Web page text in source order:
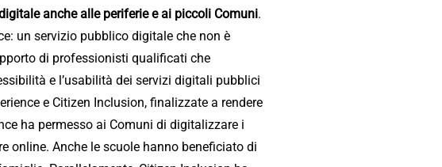
anche alle periferie e ai piccoli Comuni.
un servizio pubblico digitale che non è
di professionisti qualificati che
e l’usabilità dei servizi digitali pubblici
e Citizen Inclusion, finalizzate a rendere
ha permesso ai Comuni di digitalizzare i
online. Anche le scuole hanno beneficiato di